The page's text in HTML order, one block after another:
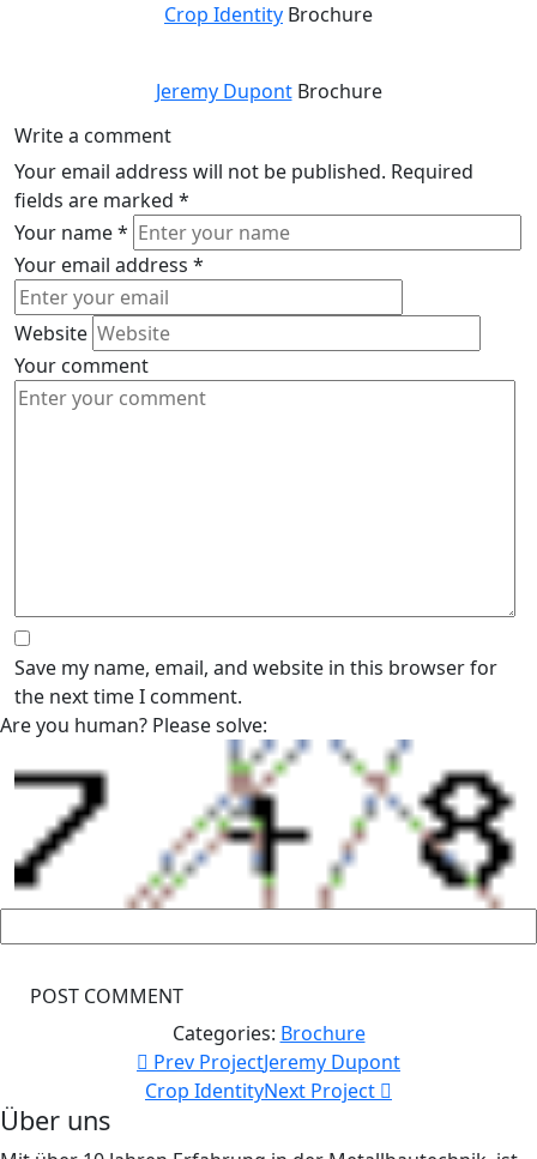
Crop Identity Brochure
Jeremy Dupont Brochure
Write a comment
Your email address will not be published. Required
fields are marked *
Your name*
Your email address *
Website
Your comment
Save my name, email, and website in this browser for
the next time I comment.
Are you human? Please solve:
Categories: Brochure
Prev ProjectJeremy Dupont
Crop IdentityNext Project
Über uns